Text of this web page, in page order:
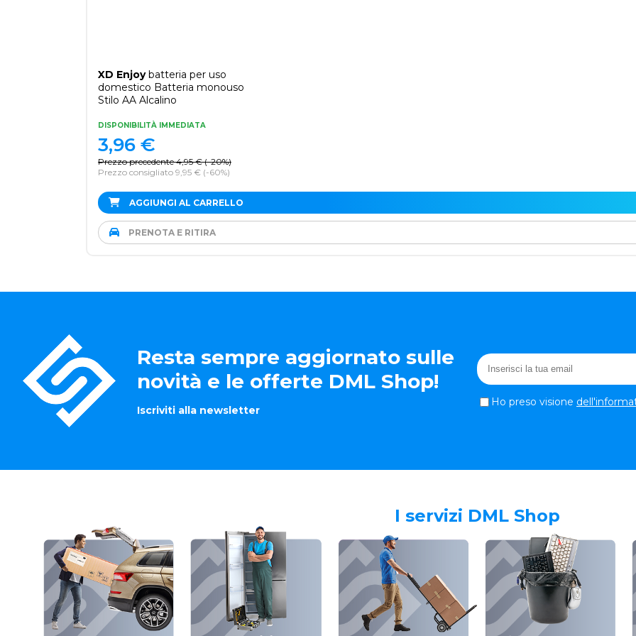
XD Enjoybatteria per uso
domestico Batteria monouso
Stilo AA Alcalino
DISPONIBILITÀ IMMEDIATA
Prezzo precedente 4,95 € (-20%)
Prezzo consigliato 9,95 € (-60%)
3,96 €
AGGIUNGI AL CARRELLO
PRENOTA E RITIRA
Resta sempre aggiornato sulle
novità e le offerte DML Shop!
Iscriviti alla newsletter
Ho preso visione
I servizi DML Shop